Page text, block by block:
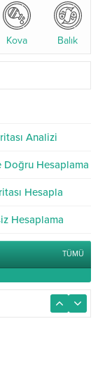
Kova Balık
Analizi
Doğru Hesaplama
Hesapla
Hesaplama
TÜMÜ